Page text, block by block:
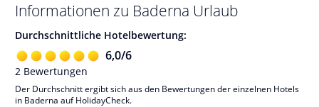
Informationen zu Baderna Urlaub
Durchschnittliche Hotelbewertung:
6,0/6
2 Bewertungen
Der Durchschnitt ergibt sich aus den Bewertungen der einzelnen Hotels
in Baderna auf HolidayCheck.